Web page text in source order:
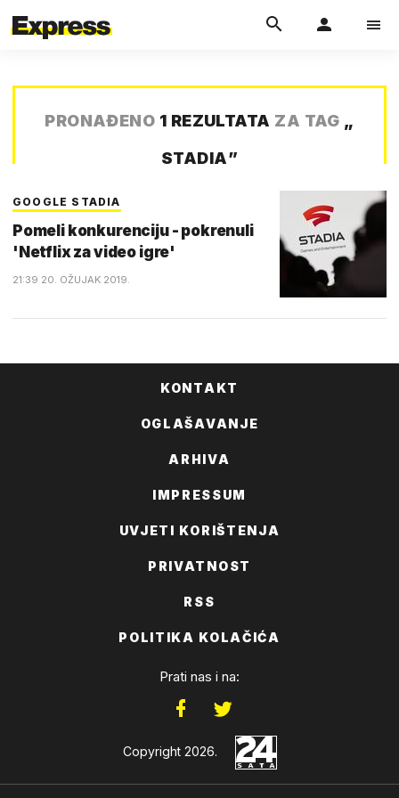
PRONAĐENO 1 REZULTATA ZA TAG „
STADIA”
GOOGLE STADIA
Pomeli konkurenciju - pokrenuli
'Netflix za video igre'
21:39 20. OŽUJAK 2019.
KONTAKT
OGLAŠAVANJE
ARHIVA
IMPRESSUM
UVJETI KORIŠTENJA
PRIVATNOST
RSS
POLITIKA KOLAČIĆA
Prati nas i na:
Copyright 2026.